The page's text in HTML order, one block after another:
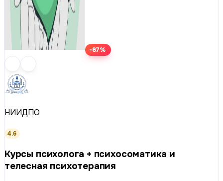
-87%
НИИДПО
4.6
Курсы психолога + психосоматика и
телесная психотерапия